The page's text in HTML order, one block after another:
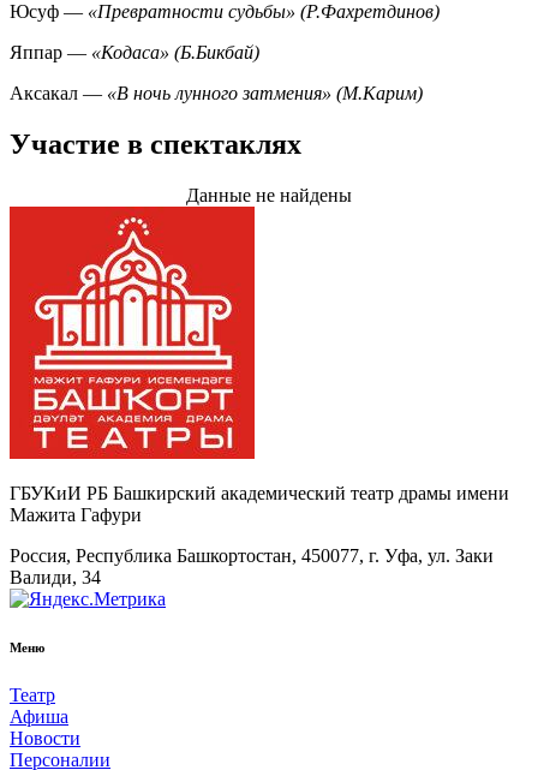
Юсуф — «Превратности судьбы» (Р.Фахретдинов)
Яппар — «Кодаса» (Б.Бикбай)
Аксакал — «В ночь лунного затмения» (М.Карим)
Участие в спектаклях
Данные не найдены
ГБУКиИ РБ Башкирский академический театр драмы имени
Мажита Гафури
Россия, Республика Башкортостан, 450077, г. Уфа, ул. Заки
Валиди, 34
Меню
Театр
Афиша
Новости
Персоналии